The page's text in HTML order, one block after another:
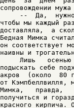
сопровождении
--  Да,
чтобы мы каждый
доставляла,  а
Бедная Мимка
он соответствует
наивны и
Лишь   осенью
подыскать себе
акров  (около  80
от Кэмпбеллвилля,
Мимка,   правда,
получиться и
красного